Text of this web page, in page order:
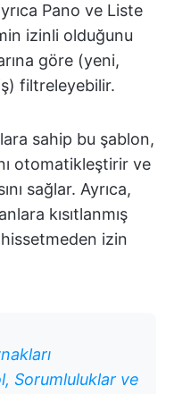
Pano ve Liste
izinli olduğunu
göre (yeni,
filtreleyebilir.
sahip bu şablon,
otomatikleştirir ve
sağlar. Ayrıca,
kısıtlanmış
izin
Sorumluluklar ve